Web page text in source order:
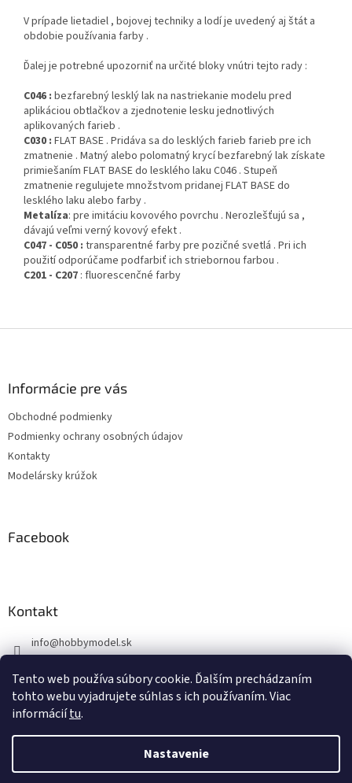
Tento web používa súbory cookie. Ďalším prechádzaním
tohto webu vyjadrujete súhlas s ich používaním. Viac
informáciítu.
Nastavenie
V prípade lietadiel , bojovej techniky a lodí je uvedený aj štát a
obdobie používania farby .
Ďalej je potrebné upozorniť na určité bloky vnútri tejto rady :
C046 : bezfarebný lesklý lak na nastriekanie modelu pred
aplikáciou obtlačkov a zjednotenie lesku jednotlivých
aplikovaných farieb .
C030 : FLAT BASE . Pridáva sa do lesklých farieb farieb pre ich
zmatnenie . Matný alebo polomatný krycí bezfarebný lak získate
primiešaním FLAT BASE do lesklého laku C046 . Stupeň
zmatnenie regulujete množstvom pridanej FLAT BASE do
lesklého laku alebo farby .
Metalíza: pre imitáciu kovového povrchu . Nerozlešťujú sa ,
dávajú veľmi verný kovový efekt .
C047 - C050 : transparentné farby pre pozičné svetlá . Pri ich
použití odporúčame podfarbiť ich striebornou farbou .
C201 - C207 : fluorescenčné farby
Informácie pre vás
Obchodné podmienky
Podmienky ochrany osobných údajov
Kontakty
Modelársky krúžok
Facebook
Kontakt
info@hobbymodel.sk
https://www.facebook.com/skhobbymodel
Vytvoril Shoptet